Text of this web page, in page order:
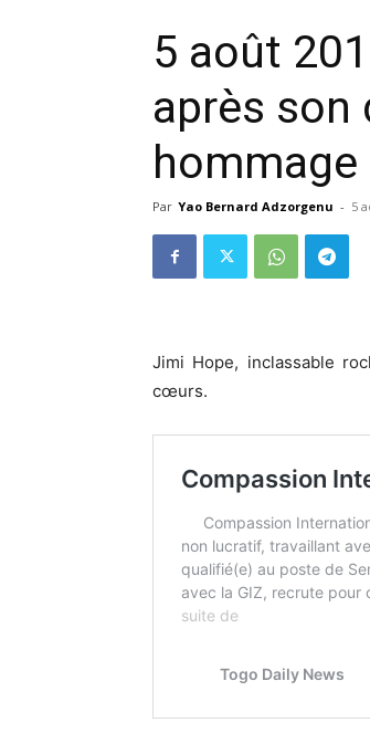
5 août
après son
Par Yao Bernard Adzorgenu - 5
Jimi Hope, inclassable
cœurs.